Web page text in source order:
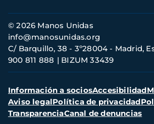
Información
de
contacto
© 2026 Manos Unidas
C/ Barquillo, 38 - 3º28004 - Madrid,
900 811 888
BIZUM 33439
info@manosunidas.org
Menú
secundario
Información a sociosAccesibilidad
Aviso legalPolítica de privacidad
TransparenciaCanal de denuncias